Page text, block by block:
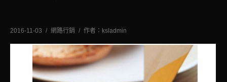
2016-11-03 網路行銷 作者： ksladmin